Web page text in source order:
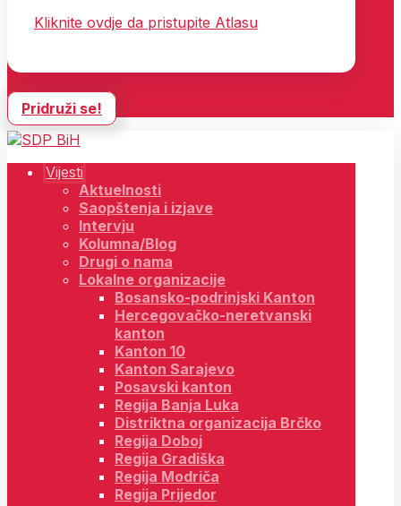
Kliknite ovdje da pristupite Atlasu
Pridruži se!
Vijesti
Aktuelnosti
Saopštenja i izjave
Intervju
Kolumna/Blog
Drugi o nama
Lokalne organizacije
Bosansko-podrinjski Kanton
Hercegovačko-neretvanski
kanton
Kanton 10
Kanton Sarajevo
Posavski kanton
Regija Banja Luka
Distriktna organizacija Brčko
Regija Doboj
Regija Gradiška
Regija Modriča
Regija Prijedor